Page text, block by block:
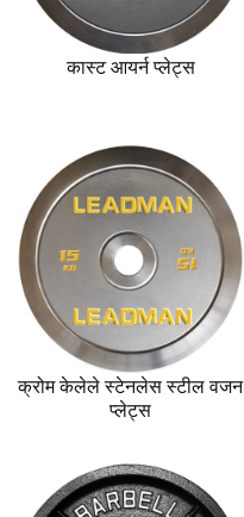
कास्ट आयर्न प्लेट्स
क्रोम केलेले स्टेनलेस स्टील वजन
प्लेट्स